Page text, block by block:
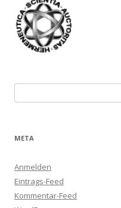
nach:
META
Anmelden
Eintrags-Feed
Kommentar-Feed